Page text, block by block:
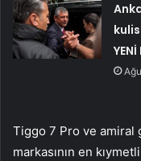
Tiggo 7 Pro ve amiral
markasının en